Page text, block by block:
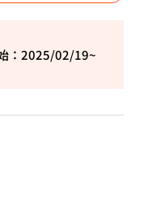
：2025/02/19~